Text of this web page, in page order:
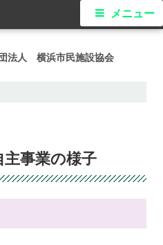
法人 横浜市民施設協会
メニュー
主事業の様子